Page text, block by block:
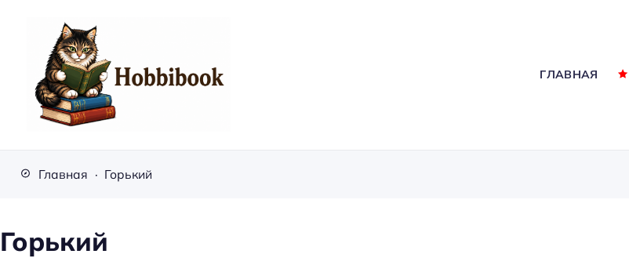
b
ГЛАВНАЯ
Главная Горький
Горький